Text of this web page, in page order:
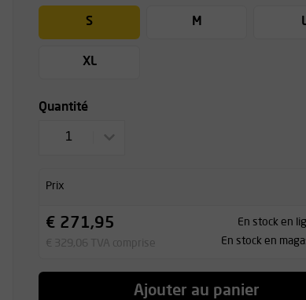
S M
XL
Quantité
1
Prix
€ 271,95
€ 329,06 TVA comprise
En stock en
En stock en
Ajouter au panier